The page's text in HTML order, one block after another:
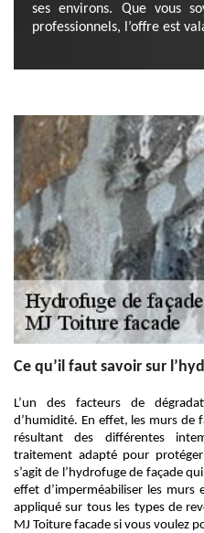
ses environs. Que vous
professionnels, l’offre est
Ce qu’il faut savoir sur
L’un des facteurs de
d’humidité. En effet, les murs de
résultant des différentes
traitement adapté pour
s’agit de l’hydrofuge de façade
effet d’imperméabiliser les
appliqué sur tous les types de
MJ Toiture facade si vous voulez